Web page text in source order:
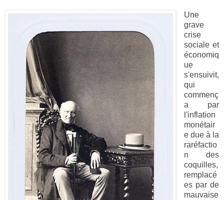
Une
grave
crise
sociale et
économiq
ue
s'ensuivit,
qui
commenç
a par
l'inflation
monétair
e due à la
raréfactio
n des
coquilles,
remplacé
es par de
mauvaise